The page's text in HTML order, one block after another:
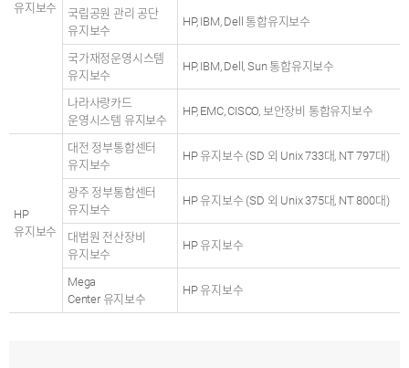
유지보수
국립공원 관리 공단
유지보수
HP, IBM, Dell 통합유지보수
국가재정운영시스템
유지보수
HP, IBM, Dell, Sun 통합유지보수
나라사랑카드
운영시스템 유지보수
HP, EMC, CISCO, 보안장비 통합유지보수
HP
유지보수
대전 정부통합센터
유지보수
HP 유지보수 (SD 외 Unix 733대, NT 797대)
광주 정부통합센터
유지보수
HP 유지보수 (SD 외 Unix 375대, NT 800대)
대법원 전산장비
유지보수
HP 유지보수
Mega
Center 유지보수
HP 유지보수